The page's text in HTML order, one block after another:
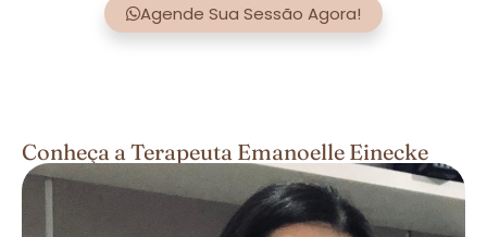
Agende Sua Sessão Agora!
Conheça a Terapeuta Emanoelle Einecke